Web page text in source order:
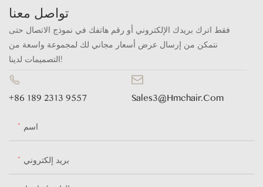
تواصل معنا
فقط اترك بريدك الإلكتروني أو رقم هاتفك في نموذج الاتصال حتى
نتمكن من إرسال عرض أسعار مجاني لك لمجموعة واسعة من
التصميمات لدينا!
+86 189 2313 9557 Sales3@hmchair.com
اسم
بريد إلكتروني